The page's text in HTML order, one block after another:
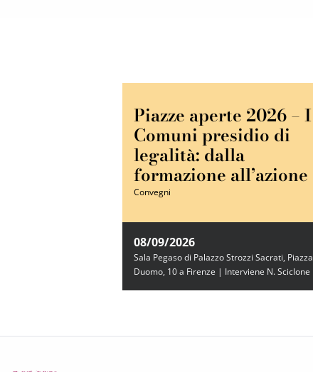
Piazze aperte 2026 – I
Comuni presidio di
legalità: dalla
formazione all’azione
Convegni
08/09/2026
Sala Pegaso di Palazzo Strozzi Sacrati, Piazza
Duomo, 10 a Firenze | Interviene N. Sciclone